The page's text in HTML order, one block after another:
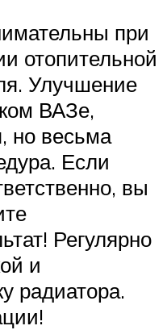
при
отопительной
Улучшение
ВАЗе,
но весьма
Если
вы
Регулярно
и
радиатора.